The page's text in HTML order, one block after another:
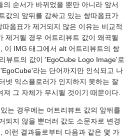
의 순서가 바뀌었을 뿐만 아니라 앞서
값의 앞뒤를 감싸고 있는 쌍따옴표가
옴표가 제거되지 않은 이유는 비교적
제거될 경우 어트리뷰트 값이 왜곡될
이 IMG 태그에서 alt 어트리뷰트의 쌍
뷰트의 값이 'EgoCube Logo Image'로
라는 단어까지만 인식되고 나
넷 익스플로러가 인지하지 못하는 잘
그 자체가 무시될 것이기 때문이다.
는 경우에는 어트리뷰트 값의 앞뒤를
되지 않을 뿐더러 값도 소문자로 변경
이런 결과들로부터 다음과 같은 몇 가